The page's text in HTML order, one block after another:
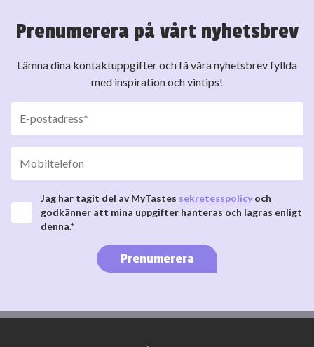
Prenumerera på vårt nyhetsbrev
Lämna dina kontaktuppgifter och få våra nyhetsbrev fyllda
med inspiration och vintips!
Jag har tagit del av MyTastes sekretesspolicy och
godkänner att mina uppgifter hanteras och lagras enligt
denna.*
Prenumerera